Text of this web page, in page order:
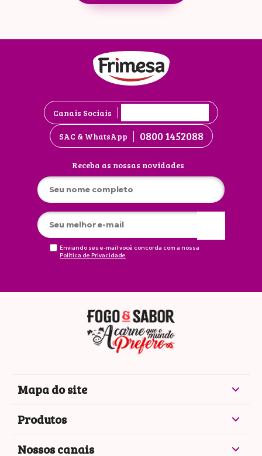
Canais Sociais
SAC & WhatsApp 0800 1452088
Receba as nossas novidades
Enviando seu e-mail você concorda com a nossa
Política de Privacidade
Mapa do site
Produtos
Nossos canais